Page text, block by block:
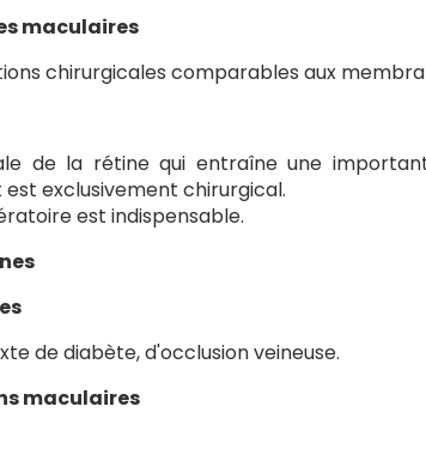
maculaires
chirurgicales comparables aux
de la rétine qui entraîne une
exclusivement chirurgical.
est indispensable.
de diabète, d'occlusion veineuse.
maculaires